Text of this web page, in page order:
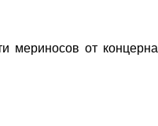
мериносов от концерна